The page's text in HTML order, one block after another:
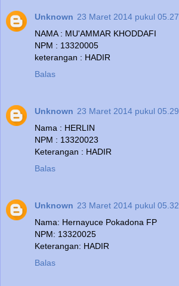
Unknown 23 Maret 2014 pukul 05.27
NAMA : MU'AMMAR KHODDAFI
NPM : 13320005
keterangan : HADIR
Balas
Unknown 23 Maret 2014 pukul 05.29
Nama : HERLIN
NPM : 13320023
Keterangan : HADIR
Balas
Unknown 23 Maret 2014 pukul 05.32
Nama: Hernayuce Pokadona FP
NPM: 13320025
Keterangan: HADIR
Balas